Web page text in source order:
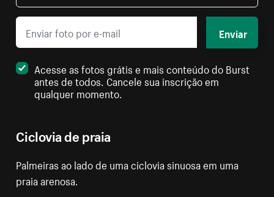
Ciclovia de praia
Palmeiras ao lado de uma ciclovia sinuosa em uma
praia arenosa.
Enviar
Acesse as fotos grátis e mais conteúdo do Burst
antes de todos. Cancele sua inscrição em
qualquer momento.